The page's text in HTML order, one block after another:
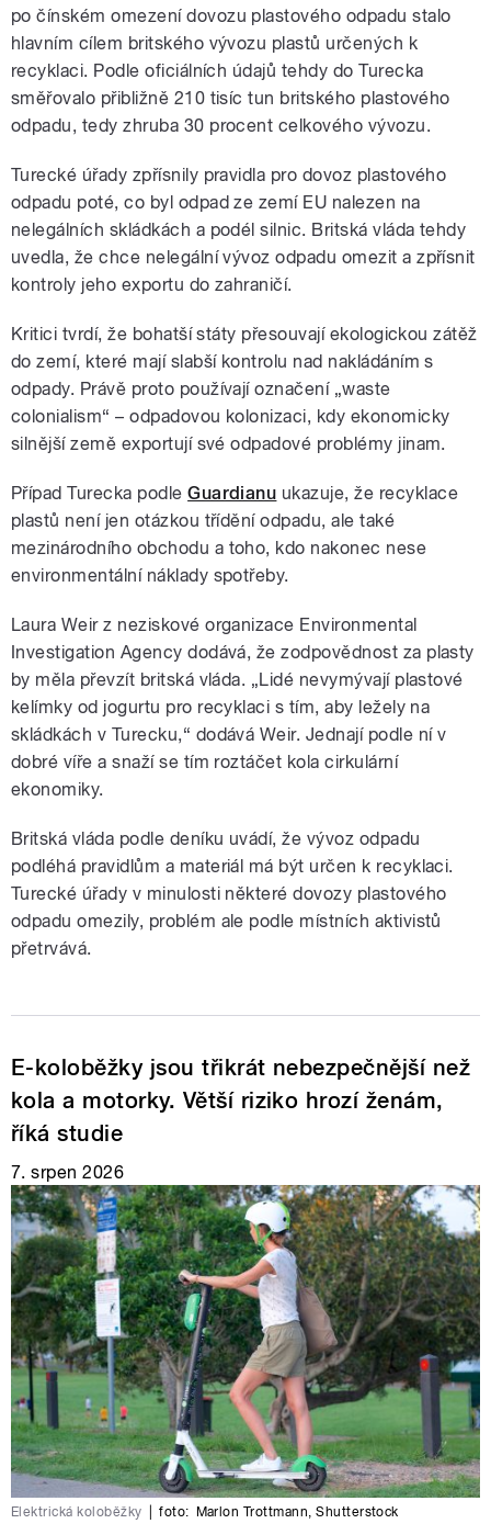
po čínském omezení dovozu plastového odpadu stalo
hlavním cílem britského vývozu plastů určených k
recyklaci. Podle oficiálních údajů tehdy do Turecka
směřovalo přibližně 210 tisíc tun britského plastového
odpadu, tedy zhruba 30 procent celkového vývozu.
Turecké úřady zpřísnily pravidla pro dovoz plastového
odpadu poté, co byl odpad ze zemí EU nalezen na
nelegálních skládkách a podél silnic. Britská vláda tehdy
uvedla, že chce nelegální vývoz odpadu omezit a zpřísnit
kontroly jeho exportu do zahraničí.
Kritici tvrdí, že bohatší státy přesouvají ekologickou zátěž
do zemí, které mají slabší kontrolu nad nakládáním s
odpady. Právě proto používají označení „waste
colonialism“ – odpadovou kolonizaci, kdy ekonomicky
silnější země exportují své odpadové problémy jinam.
Případ Turecka podleGuardianu ukazuje, že recyklace
plastů není jen otázkou třídění odpadu, ale také
mezinárodního obchodu a toho, kdo nakonec nese
environmentální náklady spotřeby.
Laura Weir z neziskové organizace Environmental
Investigation Agency dodává, že zodpovědnost za plasty
by měla převzít britská vláda. „Lidé nevymývají plastové
kelímky od jogurtu pro recyklaci s tím, aby ležely na
skládkách v Turecku,“ dodává Weir. Jednají podle ní v
dobré víře a snaží se tím roztáčet kola cirkulární
ekonomiky.
Britská vláda podle deníku uvádí, že vývoz odpadu
podléhá pravidlům a materiál má být určen k recyklaci.
Turecké úřady v minulosti některé dovozy plastového
odpadu omezily, problém ale podle místních aktivistů
přetrvává.
E-koloběžky jsou třikrát nebezpečnější než
kola a motorky. Větší riziko hrozí ženám,
říká studie
7. srpen 2026
Elektrická koloběžky foto: Marlon Trottmann,Shutterstock